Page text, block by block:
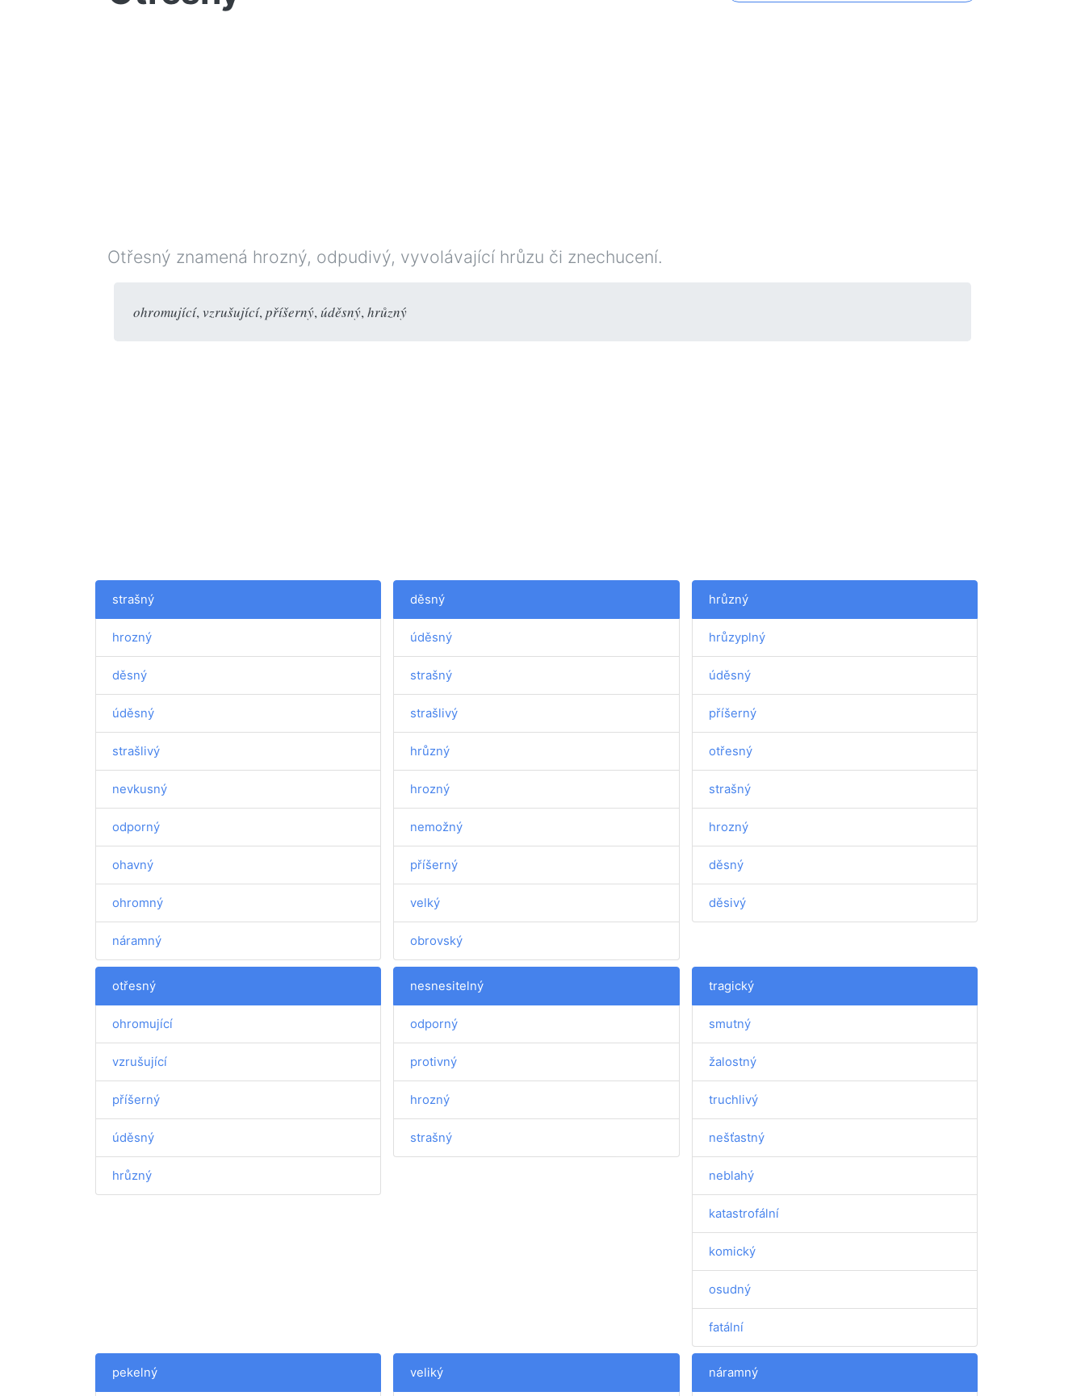
Otřesný znamená hrozný, odpudivý, vyvolávající hrůzu či znechucení.
ohromující, vzrušující, příšerný, úděsný, hrůzný
strašný
hrozný
děsný
úděsný
strašlivý
nevkusný
odporný
ohavný
ohromný
náramný
děsný
úděsný
strašný
strašlivý
hrůzný
hrozný
nemožný
příšerný
velký
obrovský
hrůzný
hrůzyplný
úděsný
příšerný
otřesný
strašný
hrozný
děsný
děsivý
otřesný
ohromující
vzrušující
příšerný
úděsný
hrůzný
nesnesitelný
odporný
protivný
hrozný
strašný
tragický
smutný
žalostný
truchlivý
nešťastný
neblahý
katastrofální
komický
osudný
fatální
pekelný veliký náramný